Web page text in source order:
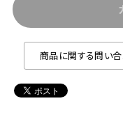
商品に関する問い